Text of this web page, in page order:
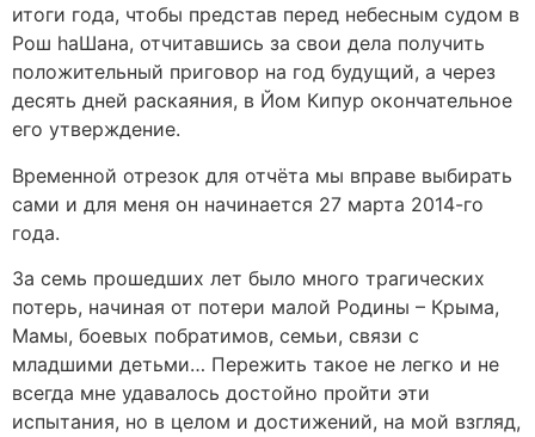
итоги года, чтобы представ перед небесным судом в
Рош haШана, отчитавшись за свои дела получить
положительный приговор на год будущий, а через
десять дней раскаяния, в Йом Кипур окончательное
его утверждение.
Временной отрезок для отчёта мы вправе выбирать
сами и для меня он начинается 27 марта 2014-го
года.
За семь прошедших лет было много трагических
потерь, начиная от потери малой Родины – Крыма,
Мамы, боевых побратимов, семьи, связи с
младшими детьми… Пережить такое не легко и не
всегда мне удавалось достойно пройти эти
испытания, но в целом и достижений, на мой взгляд,